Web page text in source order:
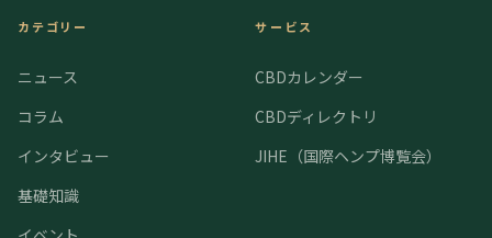
カテゴリー
ニュース
コラム
インタビュー
基礎知識
サービス
CBDカレンダー
CBDディレクトリ
JIHE（国際ヘンプ博覧会）